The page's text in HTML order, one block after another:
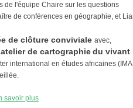
de l'équipe Chaire sur les questions
de conférences en géographie, et
de clôture conviviale avec,
de cartographiedu vivant
international en études africaines
savoir plus